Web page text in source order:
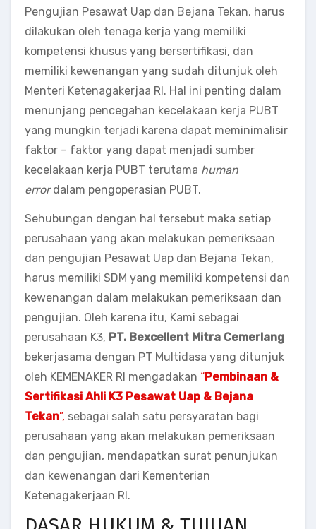
Pengujian Pesawat Uap dan Bejana Tekan, harus
dilakukan oleh tenaga kerja yang memiliki
kompetensi khusus yang bersertifikasi, dan
memiliki kewenangan yang sudah ditunjuk oleh
Menteri Ketenagakerjaa RI. Hal ini penting dalam
menunjang pencegahan kecelakaan kerja PUBT
yang mungkin terjadi karena dapat meminimalisir
faktor – faktor yang dapat menjadi sumber
kecelakaan kerja PUBT terutama human
errordalam pengoperasian PUBT.
Sehubungan dengan hal tersebut maka setiap
perusahaan yang akan melakukan pemeriksaan
dan pengujian Pesawat Uap dan Bejana Tekan,
harus memiliki SDM yang memiliki kompetensi dan
kewenangan dalam melakukan pemeriksaan dan
pengujian. Oleh karena itu, Kami sebagai
perusahaan K3, PT. Bexcellent Mitra Cemerlang
bekerjasama dengan PT Multidasa yang ditunjuk
oleh KEMENAKER RI mengadakan “Pembinaan &
Sertifikasi Ahli K3 Pesawat Uap & Bejana
Tekan”, sebagai salah satu persyaratan bagi
perusahaan yang akan melakukan pemeriksaan
dan pengujian, mendapatkan surat penunjukan
dan kewenangan dari Kementerian
Ketenagakerjaan RI.